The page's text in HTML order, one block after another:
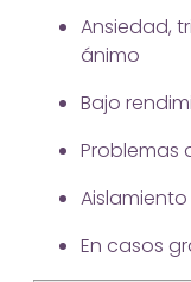
Ansiedad,
ánimo
Bajo
Problemas
En casos